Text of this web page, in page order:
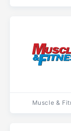
Muscle &